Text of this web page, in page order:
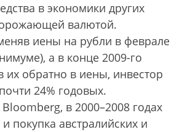
в экономики других
валютой.
иены на рубли в феврале
а в конце 2009-го
их обратно в иены, инвестор
24% годовых.
в 2000–2008 годах
покупка австралийских и